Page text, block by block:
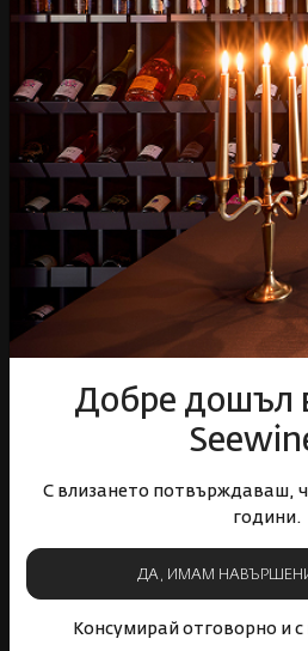
Добре дошъл
С влизането потвърждаваш,
години.
ДА, ИМАМ
Консумирай отговорно и
Спиртни
Подаръци
Гурме
Събития
Корпоративни клиенти
Бели вина Червени вина
Онлайн магазин
Условия за ползване
Политика за бисквитки
Политика за поверителност
Доставка
Онлайн решаване на спорове
Често задавани въпроси
Прекратяване на винен абонамент